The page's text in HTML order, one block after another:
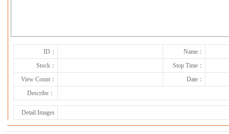
ID：
Name：
Stock：
Stop Time：
View Count：
Date：
Describe：
Detail Images